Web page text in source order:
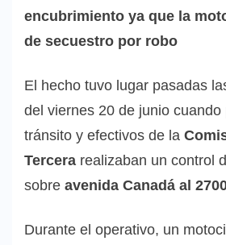
encubrimiento ya que la
de secuestro por robo
El hecho tuvo lugar pasadas
del viernes 20 de junio cuando
tránsito y efectivos de la
Tercera realizaban un control
sobre avenida Canadá al
Durante el operativo, un